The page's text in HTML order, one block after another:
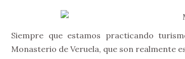
Siempre que estamos practicando
Monasterio de Veruela, que son realmente